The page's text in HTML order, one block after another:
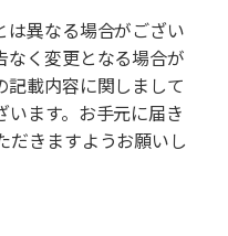
異なる場合がござい
なく変更となる場合が
記載内容に関しまして
います。お手元に届き
だきますようお願いし